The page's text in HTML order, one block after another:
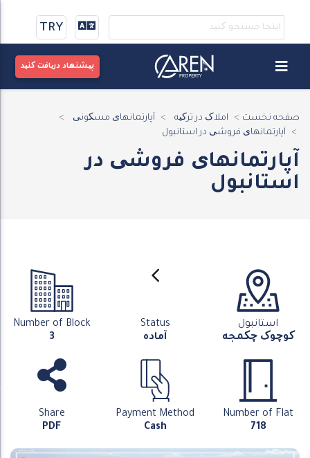
TRY
پیشنهاد دریافت کنید
صفحه نخست املاک در ترکیه
آپارتمانهای مسکونی
آپارتمانهای فروشی در استانبول
آپارتمانهای فروشی در
استانبول
استانبول
کوچوک چکمجه
Status
آماده
Number of Block
3
Number of Flat
718
Payment Method
Cash
Share
PDF